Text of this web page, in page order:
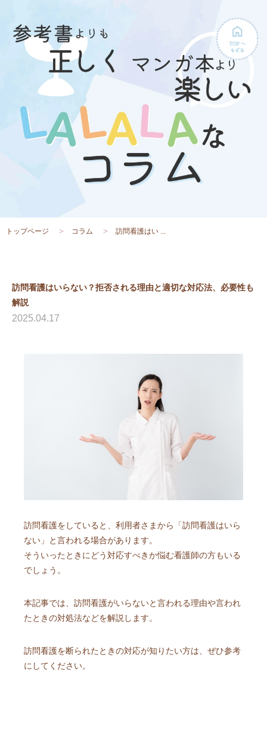
トップページ コラム 訪問看護はい ...
訪問看護はいらない？拒否される理由と適切な対応法、必要性も
解説
2025.04.17
訪問看護をしていると、利用者さまから「訪問看護はいら
ない」と言われる場合があります。
そういったときにどう対応すべきか悩む看護師の方もいる
でしょう。
本記事では、訪問看護がいらないと言われる理由や言われ
たときの対処法などを解説します。
訪問看護を断られたときの対応が知りたい方は、ぜひ参考
にしてください。